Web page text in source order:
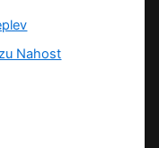
Nahost